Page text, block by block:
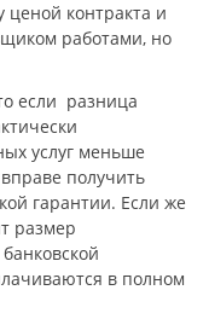
ценой контракта и
работами, но
если разница
услуг меньше
получить
гарантии. Если же
размер
в полном